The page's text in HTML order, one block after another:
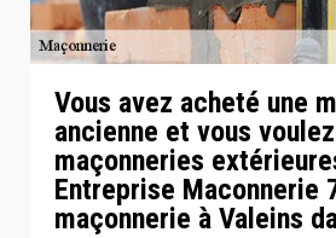
Vous avez acheté une
ancienne et vous
maçonneries
Entreprise Maconnerie
maçonnerie à Valeins